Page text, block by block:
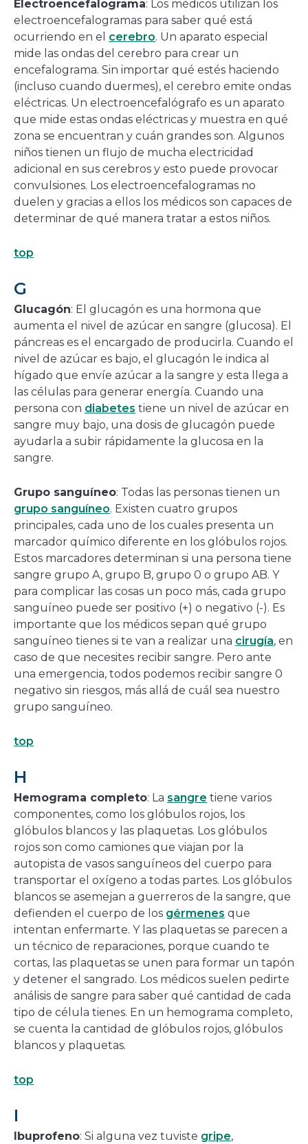
Electroencefalograma: Los médicos utilizan los
electroencefalogramas para saber qué está
ocurriendo en el cerebro. Un aparato especial
mide las ondas del cerebro para crear un
encefalograma. Sin importar qué estés haciendo
(incluso cuando duermes), el cerebro emite ondas
eléctricas. Un electroencefalógrafo es un aparato
que mide estas ondas eléctricas y muestra en qué
zona se encuentran y cuán grandes son. Algunos
niños tienen un flujo de mucha electricidad
adicional en sus cerebros y esto puede provocar
convulsiones. Los electroencefalogramas no
duelen y gracias a ellos los médicos son capaces de
determinar de qué manera tratar a estos niños.
top
G
Glucagón: El glucagón es una hormona que
aumenta el nivel de azúcar en sangre (glucosa). El
páncreas es el encargado de producirla. Cuando el
nivel de azúcar es bajo, el glucagón le indica al
hígado que envíe azúcar a la sangre y esta llega a
las células para generar energía. Cuando una
persona con diabetes tiene un nivel de azúcar en
sangre muy bajo, una dosis de glucagón puede
ayudarla a subir rápidamente la glucosa en la
sangre.
Grupo sanguíneo: Todas las personas tienen un
grupo sanguíneo. Existen cuatro grupos
principales, cada uno de los cuales presenta un
marcador químico diferente en los glóbulos rojos.
Estos marcadores determinan si una persona tiene
sangre grupo A, grupo B, grupo 0 o grupo AB. Y
para complicar las cosas un poco más, cada grupo
sanguíneo puede ser positivo (+) o negativo (-). Es
importante que los médicos sepan qué grupo
sanguíneo tienes si te van a realizar una cirugía, en
caso de que necesites recibir sangre. Pero ante
una emergencia, todos podemos recibir sangre 0
negativo sin riesgos, más allá de cuál sea nuestro
grupo sanguíneo.
top
H
Hemograma completo: La sangre tiene varios
componentes, como los glóbulos rojos, los
glóbulos blancos y las plaquetas. Los glóbulos
rojos son como camiones que viajan por la
autopista de vasos sanguíneos del cuerpo para
transportar el oxígeno a todas partes. Los glóbulos
blancos se asemejan a guerreros de la sangre, que
defienden el cuerpo de los gérmenes que
intentan enfermarte. Y las plaquetas se parecen a
un técnico de reparaciones, porque cuando te
cortas, las plaquetas se unen para formar un tapón
y detener el sangrado. Los médicos suelen pedirte
análisis de sangre para saber qué cantidad de cada
tipo de célula tienes. En un hemograma completo,
se cuenta la cantidad de glóbulos rojos, glóbulos
blancos y plaquetas.
top
I
Ibuprofeno: Si alguna vez tuviste gripe,